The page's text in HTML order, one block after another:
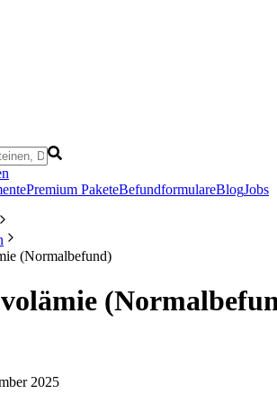
Premium PaketeBefundformulareBlogJobs
(Normalbefund)
2025